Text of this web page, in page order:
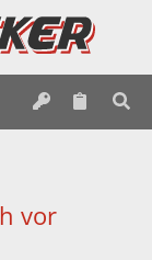
vor